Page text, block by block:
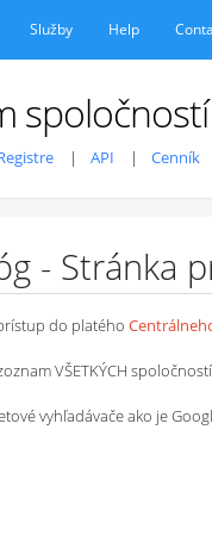
Služby Help
spoločností
API Cenník
- Stránka
do platého
VŠETKÝCH
vyhľadávače ako je